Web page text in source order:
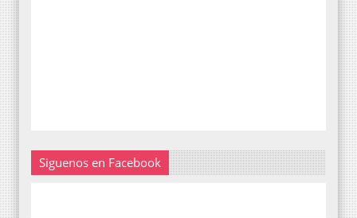
Siguenos en Facebook